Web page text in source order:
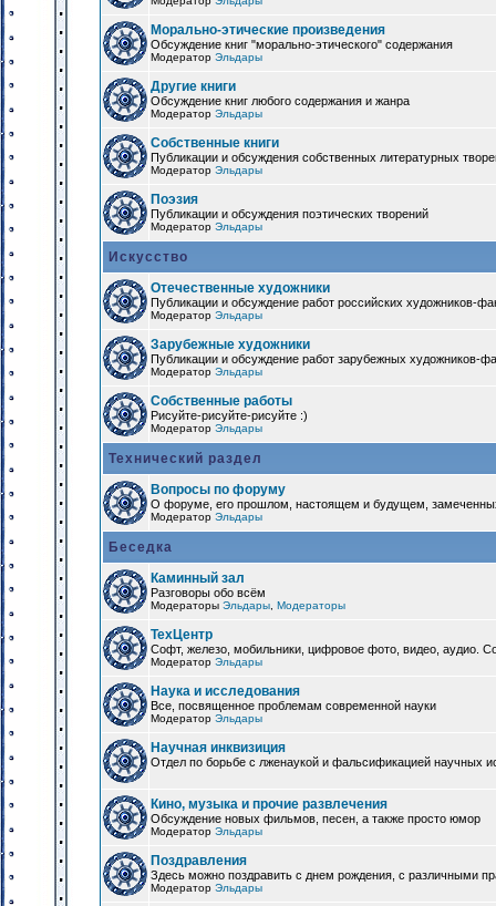
Морально-этические произведения
Обсуждение книг "морально-этического" содержания
Модератор Эльдары
Другие книги
Обсуждение книг любого содержания и жанра
Модератор Эльдары
Собственные книги
Публикации и обсуждения собственных литературных
Модератор Эльдары
Поэзия
Публикации и обсуждения поэтических творений
Модератор Эльдары
Искусство
Отечественные художники
Публикации и обсуждение работ российских художников-
Модератор Эльдары
Зарубежные художники
Публикации и обсуждение работ зарубежных художников-
Модератор Эльдары
Собственные работы
Рисуйте-рисуйте-рисуйте :)
Модератор Эльдары
Технический раздел
Вопросы по форуму
О форуме, его прошлом, настоящем и будущем,
Модератор Эльдары
Беседка
Каминный зал
Разговоры обо всём
Модераторы Эльдары Модераторы
ТехЦентр
Софт, железо, мобильники, цифровое фото, видео, аудио.
Модератор Эльдары
Наука и исследования
Все, посвященное проблемам современной науки
Модератор Эльдары
Научная инквизиция
Отдел по борьбе с лженаукой и фальсификацией научных
Кино, музыка и прочие развлечения
Обсуждение новых фильмов, песен, а также просто юмор
Модератор Эльдары
Поздравления
Здесь можно поздравить с днем рождения, с различными
Модератор Эльдары